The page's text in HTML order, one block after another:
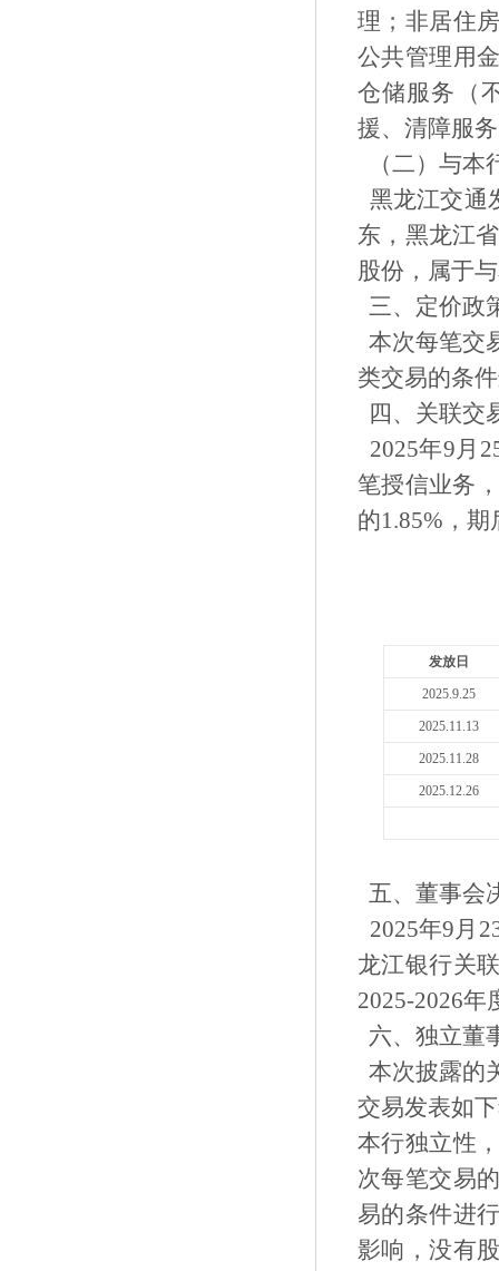
理；非居住
公共管理用
仓储服务（
援、清障服
（二）与本
黑龙江交通
东，黑龙江
股份，属于
三、定价政
本次每笔交
类交易的条
四、关联交
2025年9月
笔授信业务
的1.85%，
发放日
2025.9.25
2025.11.13
2025.11.28
2025.12.26
五、董事会
2025年9月
龙江银行关
2025-2026年
六、独立董
本次披露的
交易发表如
本行独立性
次每笔交易
易的条件进
影响，没有